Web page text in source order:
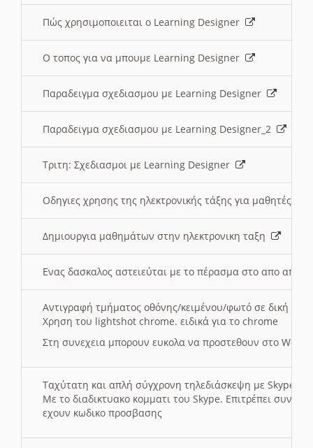
Πώς χρησιμοποιειται ο Learning Designer
O τοπος για να μπουμε Learning Designer
Παραδειγμα σχεδιασμου με Learning Designer
Παραδειγμα σχεδιασμου με Learning Designer_2
Τριτη: Σχεδιασμοι με Learning Designer
Οδηγιες χρησης της ηλεκτρονικής τάξης για μαθητές
Δημιουργια μαθημάτων στην ηλεκτρονικη ταξη
Ενας δασκαλος αστειεύται με το πέρασμα στο απο
Αντιγραφή τμήματος οθόνης/κειμένου/φωτό σε δική
Χρηση του lightshot chrome. ειδικά για το chrome
Στη συνεχεια μπορουν ευκολα να προστεθουν στο Word
Ταχύτατη και απλή σύγχρονη τηλεδιάσκεψη με Skype
Με το διαδικτυακο κομματι του Skype. Επιτρέπει
εχουν κωδικο προσβασης